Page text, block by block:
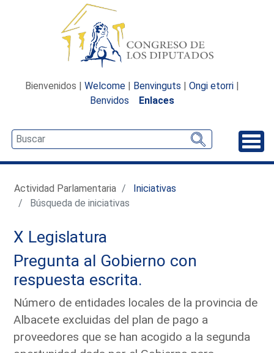
Bienvenidos | Welcome | Benvinguts | Ongi etorri |
Benvidos
Enlaces
Actividad Parlamentaria
Iniciativas
Búsqueda de iniciativas
X Legislatura
Pregunta al Gobierno con
respuesta escrita.
Número de entidades locales de la provincia de
Albacete excluidas del plan de pago a
proveedores que se han acogido a la segunda